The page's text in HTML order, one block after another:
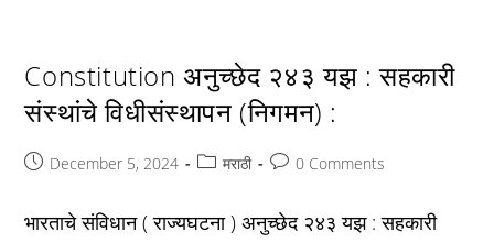
Constitution अनुच्छेद २४३ यझ : सहकारी
संस्थांचे विधीसंस्थापन (निगमन) :
PostDecember 5, 2024
Postमराठी
Post0 Comments
भारताचे संविधान ( राज्यघटना ) अनुच्छेद २४३ यझ : सहकारी